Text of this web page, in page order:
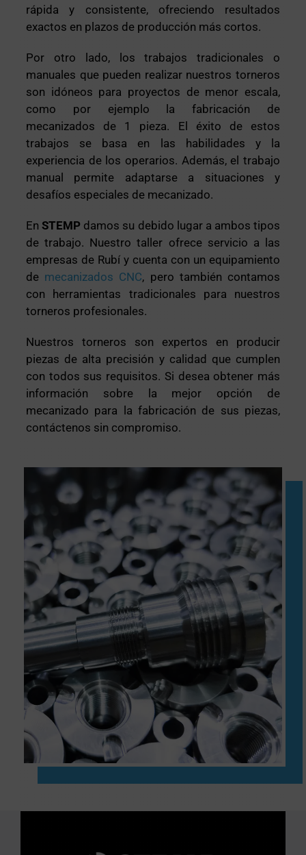
rápida y consistente, ofreciendo resultados
exactos en plazos de producción más cortos.
Por otro lado, los trabajos tradicionales o
manuales que pueden realizar nuestros torneros
son idóneos para proyectos de menor escala,
como por ejemplo la fabricación de
mecanizados de 1 pieza. El éxito de estos
trabajos se basa en las habilidades y la
experiencia de los operarios. Además, el trabajo
manual permite adaptarse a situaciones y
desafíos especiales de mecanizado.
EnSTEMP damos su debido lugar a ambos tipos
de trabajo. Nuestro taller ofrece servicio a las
empresas de Rubí y cuenta con un equipamiento
de mecanizados CNC, pero también contamos
con herramientas tradicionales para nuestros
torneros profesionales.
Nuestros torneros son expertos en producir
piezas de alta precisión y calidad que cumplen
con todos sus requisitos. Si desea obtener más
información sobre la mejor opción de
mecanizado para la fabricación de sus piezas,
contáctenos sin compromiso.